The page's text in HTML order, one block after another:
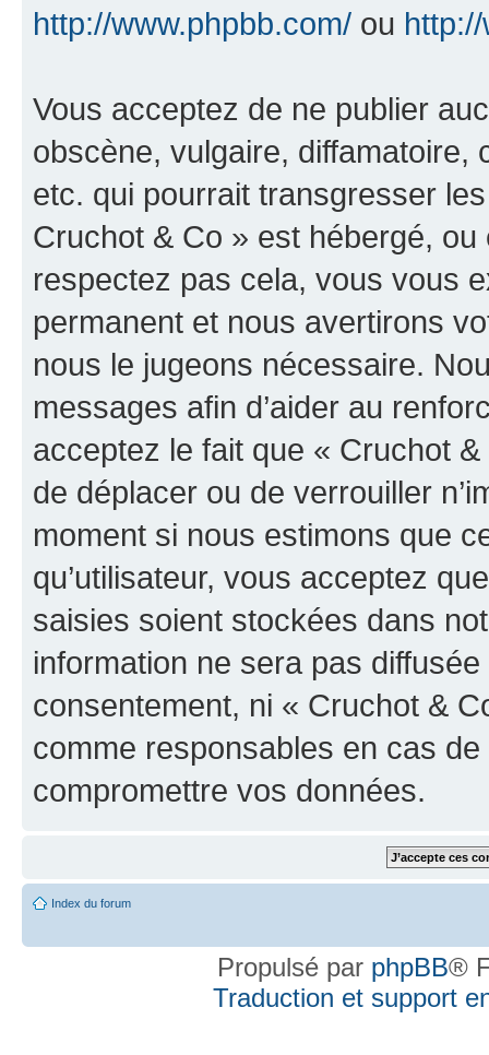
http://www.phpbb.com/ ou
Vous acceptez de ne publier
obscène, vulgaire, diffamatoire,
etc. qui pourrait transgresser
Cruchot & Co » est hébergé,
respectez pas cela, vous vous
permanent et nous avertirons
nous le jugeons nécessaire.
messages afin d’aider au
acceptez le fait que « Cruchot
de déplacer ou de verrouiller
moment si nous estimons que
qu’utilisateur, vous acceptez
saisies soient stockées dans
information ne sera pas
consentement, ni « Cruchot &
comme responsables en cas
compromettre vos données.
Index du forum
Propulsé par phpBB®
Traduction et support